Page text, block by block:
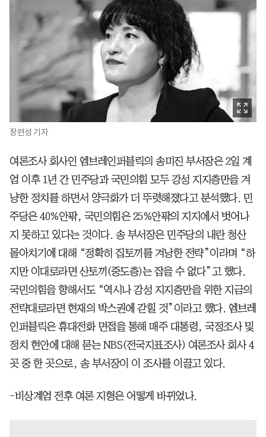
장련성 기자
여론조사 회사인 엠브레인퍼블릭의 송미진 부서장은 2일 계
엄 이후 1년 간 민주당과 국민의힘 모두 강성 지지층만을 겨
냥한 정치를 하면서 양극화가 더 뚜렷해졌다고 분석했다. 민
주당은 40%안팎, 국민의힘은 25%안팎의 지지에서 벗어나
지 못하고 있다는 것이다. 송 부서장은 민주당의 내란 청산
몰아치기에 대해 “정확히 집토끼를 겨낭한 전략”이라며 “하
지만 이대로라면 산토끼(중도층)는 잡을 수 없다”고 했다.
국민의힘을 향해서도 “역시나 강성 지지층만을 위한 지금의
전략대로라면 현재의 박스권에 갇힐 것”이라고 했다. 엠브레
인퍼블릭은 휴대전화 면접을 통해 매주 대통령, 국정조사 및
정치 현안에 대해 묻는 NBS(전국지표조사) 여론조사 회사 4
곳 중 한 곳으로, 송 부서장이 이 조사를 이끌고 있다.
-비상계엄 전후 여론 지형은 어떻게 바뀌었나.